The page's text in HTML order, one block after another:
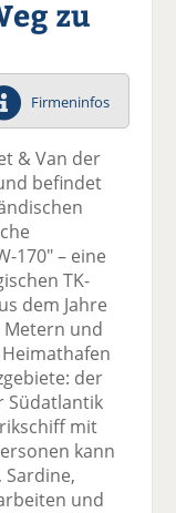
el
a
F
ac
e
b
o
o
k
te
il
e
n
el
t
tt
er
n
el
a
Li
n
k
e
di
n
il
e
n
el
p
E
m
ai
l
v
n
d
e
n
ck
e
n
zu
Firmeninfos
& Van der
befindet
170" – eine
TK-
dem Jahre
Metern und
der
Südatlantik
mit
kann
Sardine,
und